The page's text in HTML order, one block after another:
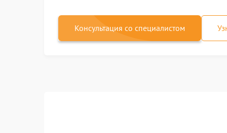
Консультация со специалистом